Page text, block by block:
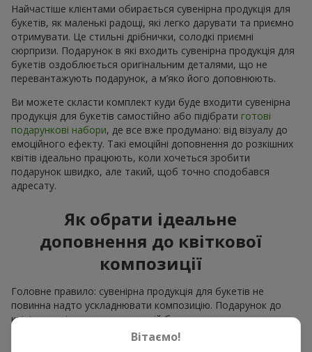
Найчастіше клієнтами обирається сувенірна продукція для
букетів, як маленькі радощі, які легко дарувати та приємно
отримувати. Це стильні дрібнички, солодкі приємні
сюрпризи. Подарунок в які входить сувенірна продукція для
букетів оздоблюється оригінальним деталями, що не
перевантажують подарунок, а м’яко його доповнюють.
Ви можете скласти комплект куди буде входити сувенірна
продукція для букетів самостійно або підібрати готові
подарункові набори, де все вже продумано: від візуалу до
емоційного ефекту. Такі емоційні доповнення до розкішних
квітів ідеально працюють, коли хочеться зробити
подарунок швидко, але такий, щоб точно сподобався
адресату.
Як обрати ідеальне
доповнення до квіткової
композиції
Головне правило: сувенірна продукція для букетів не
повинна надто ускладнювати композицію. Подарунок до
квітів має підтримувати настрій букета, а не змагатися з
ним. Для ніжних композицій підійде сувенірна продукція для
Вітаємо!